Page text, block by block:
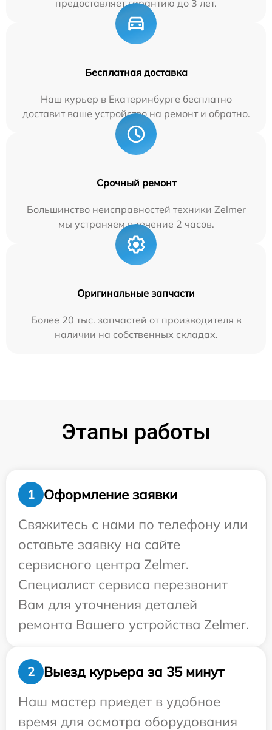
предоставляет гарантию до 3 лет.
Бесплатная доставка
Наш курьер в Екатеринбурге бесплатно
доставит ваше устройство на ремонт и обратно.
Срочный ремонт
Большинство неисправностей техники Zelmer
мы устраняем в течение 2 часов.
Оригинальные запчасти
Более 20 тыс. запчастей от производителя в
наличии на собственных складах.
Этапы работы
1
Оформление заявки
Свяжитесь с нами по телефону или
оставьте заявку на сайте
сервисного центра Zelmer.
Специалист сервиса перезвонит
Вам для уточнения деталей
ремонта Вашего устройства Zelmer.
2
Выезд курьера за 35 минут
Наш мастер приедет в удобное
время для осмотра оборудования